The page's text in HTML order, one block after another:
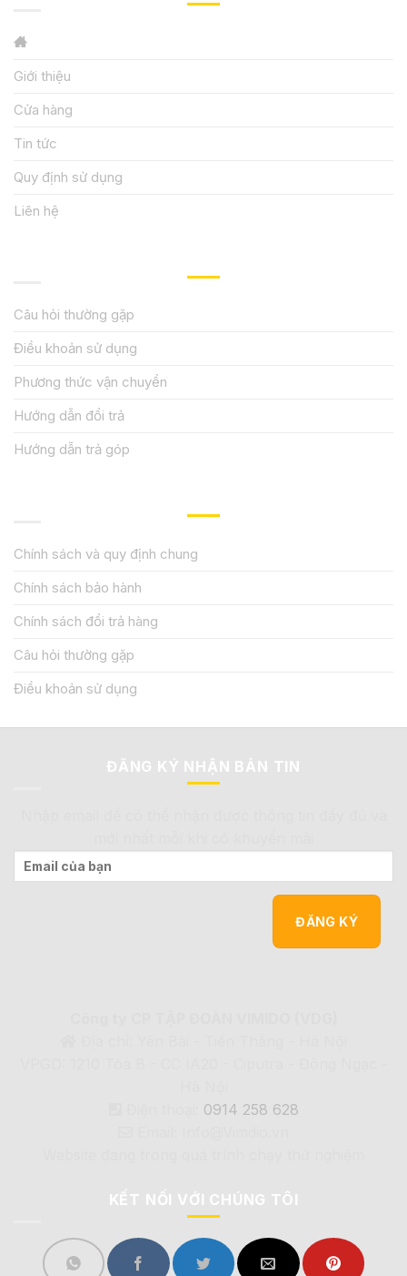
Giới thiệu
Cửa hàng
Tin tức
Quy định sử dụng
Liên hệ
Câu hỏi thường gặp
Điều khoản sử dụng
Phương thức vận chuyển
Hướng dẫn đổi trả
Hướng dẫn trả góp
Chính sách và quy định chung
Chính sách bảo hành
Chính sách đổi trả hàng
Câu hỏi thường gặp
Điều khoản sử dụng
ĐĂNG KÝ NHẬN BẢN TIN
0914 258 628
KẾT NỐI VỚI CHÚNG TÔI